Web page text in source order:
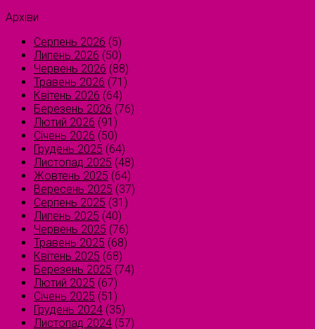
Архіви
Серпень 2026 (5)
Липень 2026 (50)
Червень 2026 (88)
Травень 2026 (71)
Квітень 2026 (64)
Березень 2026 (76)
Лютий 2026 (91)
Січень 2026 (50)
Грудень 2025 (64)
Листопад 2025 (48)
Жовтень 2025 (64)
Вересень 2025 (37)
Серпень 2025 (31)
Липень 2025 (40)
Червень 2025 (76)
Травень 2025 (68)
Квітень 2025 (68)
Березень 2025 (74)
Лютий 2025 (67)
Січень 2025 (51)
Грудень 2024 (35)
Листопад 2024 (57)